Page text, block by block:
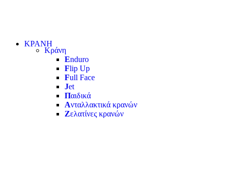
ΚΡΑΝΗ
Κράνη
Enduro
Flip Up
Full Face
Jet
Παιδικά
Ανταλλακτικά κρανών
Ζελατίνες κρανών